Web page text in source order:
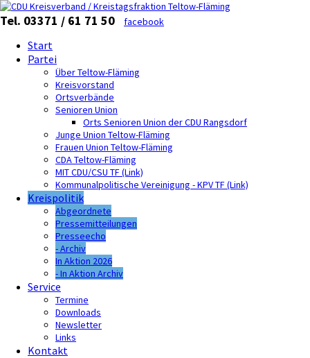
Tel. 03371 / 61 71 50 facebook
Start
Partei
Über Teltow-Fläming
Kreisvorstand
Ortsverbände
Senioren Union
Orts Senioren Union der CDU Rangsdorf
Junge Union Teltow-Fläming
Frauen Union Teltow-Fläming
CDA Teltow-Fläming
MIT CDU/CSU TF (Link)
Kommunalpolitische Vereinigung - KPV TF (Link)
Kreispolitik
Abgeordnete
Pressemitteilungen
Presseecho
- Archiv
In Aktion 2026
- In Aktion Archiv
Service
Termine
Downloads
Newsletter
Links
Kontakt